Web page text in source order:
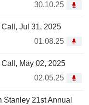
30.10.25
Call, Jul 31, 2025
01.08.25
Call, May 02, 2025
02.05.25
Stanley 21st Annual